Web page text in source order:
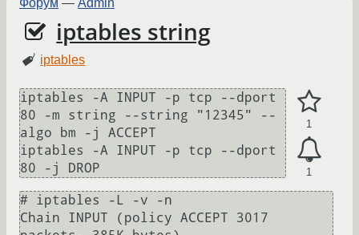
iptables string
iptables
1
1
iptables -A INPUT -p tcp --dport
80 -m string --string "12345" --
algo bm -j ACCEPT
iptables -A INPUT -p tcp --dport
80 -j DROP
# iptables -L -v -n
Chain INPUT (policy ACCEPT 3017